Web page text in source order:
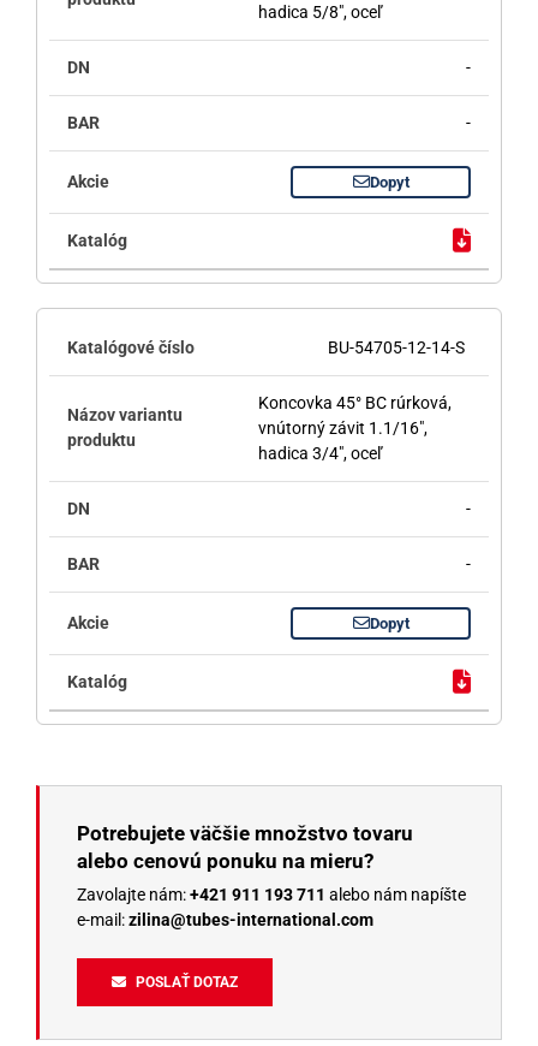
hadica 5/8", oceľ
-
-
Dopyt
BU-54705-12-14-S
Koncovka 45° BC rúrková,
vnútorný závit 1.1/16",
hadica 3/4", oceľ
-
-
Dopyt
Potrebujete väčšie množstvo tovaru
alebo cenovú ponuku na mieru?
Zavolajte nám:+421 911 193 711 alebo nám napíšte
e-mail:zilina@tubes-international.com
POSLAŤ DOTAZ